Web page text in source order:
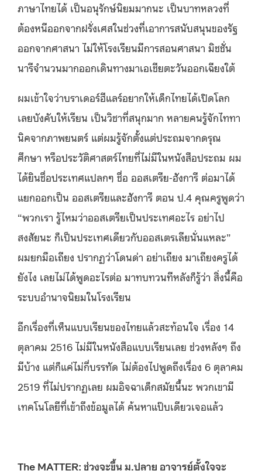
ภาษาไทยได้ เป็นอนุรักษ์นิยมมากนะ เป็นบาทหลวงที่
ต้องหนีออกจากฝรั่งเศสในช่วงที่เอาการสนับสนุนของรัฐ
ออกจากศาสนา ไม่ให้โรงเรียนมีการสอนศาสนา มิชชั่น
นารีจำนวนมากออกเดินทางมาเอเชียตะวันออกเฉียงใต้
ผมเข้าใจว่าบราเดอร์ฮีแลร์อยากให้เด็กไทยได้เปิดโลก
เลยบังคับให้เรียน เป็นวิชาที่สนุกมาก หลายคนรู้จักไททา
นิคจากภาพยนตร์ แต่ผมรู้จักตั้งแต่ประถมจากดรุณ
ศึกษา หรือประวัติศาสตร์ไทยที่ไม่มีในหนังสือประถม ผม
ได้ยินชื่อประเทศแปลกๆ ชื่อ ออสเตรีย-ฮังการี ต่อมาได้
แยกออกเป็น ออสเตรียและฮังการี ตอน ป.4 คุณครูพูดว่า
“พวกเรา รู้ไหมว่าออสเตรียเป็นประเทศอะไร อย่าไป
สงสัยนะ ก็เป็นประเทศเดียวกับออสเตรเลียนั่นแหละ”
ผมยกมือเถียง ปรากฏว่าโดนด่า อย่าเถียง มาเถียงครูได้
ยังไง เลยไม่ได้พูดอะไรต่อ มาทบทวนทีหลังก็รู้ว่า สิ่งนี้คือ
ระบบอำนาจนิยมในโรงเรียน
อีกเรื่องที่เห็นแบบเรียนของไทยแล้วสะท้อนใจ เรื่อง 14
ตุลาคม 2516 ไม่มีในหนังสือแบบเรียนเลย ช่วงหลังๆ ถึง
มีบ้าง แต่ก็แค่ไม่กี่บรรทัด ไม่ต้องไปพูดถึงเรื่อง 6 ตุลาคม
2519 ที่ไม่ปรากฏเลย ผมอิจฉาเด็กสมัยนี้นะ พวกเขามี
เทคโนโลยีที่เข้าถึงข้อมูลได้ ค้นหาแป๊บเดียวเจอแล้ว
The MATTER: ช่วงจะขึ้น ม.ปลาย อาจารย์ตั้งใจจะ